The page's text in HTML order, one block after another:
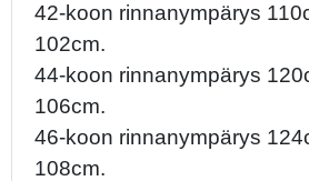
42-koon rinnanympärys
102cm.
44-koon rinnanympärys
106cm.
46-koon rinnanympärys
108cm.